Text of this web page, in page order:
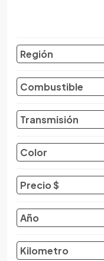
Citroen
Cupra
Dacia
Daewoo
Daf
Daihatsu
Datsun
Dayun
Derbi
Dfsk
Dmc
Dodge
Dongfeng
Emgrand
Región
Combustible
Transmisión
Color
Precio $
Año
Kilometro